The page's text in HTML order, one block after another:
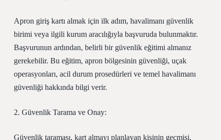
Apron giriş kartı almak için ilk adım, havalimanı güvenlik
birimi veya ilgili kurum aracılığıyla başvuruda bulunmaktır.
Başvurunun ardından, belirli bir güvenlik eğitimi almanız
gerekebilir. Bu eğitim, apron bölgesinin güvenliği, uçak
operasyonları, acil durum prosedürleri ve temel havalimanı
güvenliği hakkında bilgi verir.
2. Güvenlik Tarama ve Onay:
Güvenlik taraması, kart almayı planlayan kişinin geçmişi,